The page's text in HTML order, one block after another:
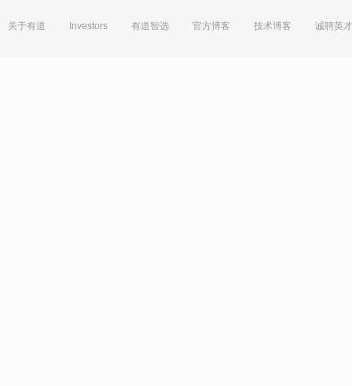
关于有道 Investors 有道智选 官方博客 技术博客 诚聘英才